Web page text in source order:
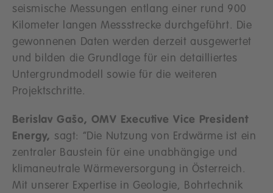
seismische Messungen entlang einer rund 900
Kilometer langen Messstrecke durchgeführt. Die
gewonnenen Daten werden derzeit ausgewertet
und bilden die Grundlage für ein detailliertes
Untergrundmodell sowie für die weiteren
Projektschritte.
Berislav Gašo, OMV Executive Vice President
Energy, sagt: “Die Nutzung von Erdwärme ist ein
zentraler Baustein für eine unabhängige und
klimaneutrale Wärmeversorgung in Österreich.
Mit unserer Expertise in Geologie, Bohrtechnik